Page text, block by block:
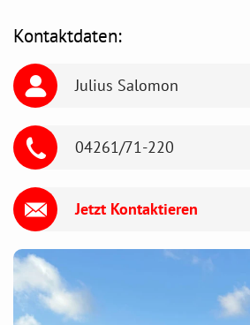
Kontaktdaten:
Julius Salomon
04261/71-220
Jetzt Kontaktieren